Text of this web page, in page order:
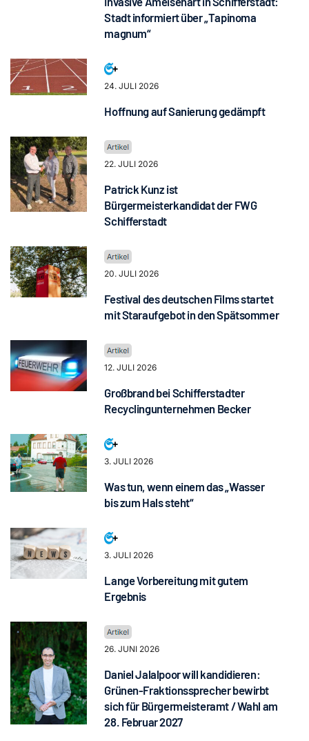
Stadt informiert über „Tapinoma
magnum“
24. JULI 2026
Hoffnung auf Sanierung gedämpft
22. JULI 2026
Patrick Kunz ist
Bürgermeisterkandidat der FWG
Schifferstadt
20. JULI 2026
Festival des deutschen Films startet
mit Staraufgebot in den Spätsommer
12. JULI 2026
Großbrand bei Schifferstadter
Recyclingunternehmen Becker
3. JULI 2026
Was tun, wenn einem das „Wasser
bis zum Hals steht“
3. JULI 2026
Lange Vorbereitung mit gutem
Ergebnis
26. JUNI 2026
Daniel Jalalpoor will kandidieren:
Grünen-Fraktionssprecher bewirbt
sich für Bürgermeisteramt / Wahl am
28. Februar 2027